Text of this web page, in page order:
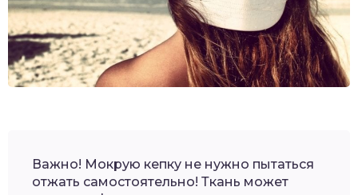
Важно! Мокрую кепку не нужно пытаться
отжать самостоятельно! Ткань может